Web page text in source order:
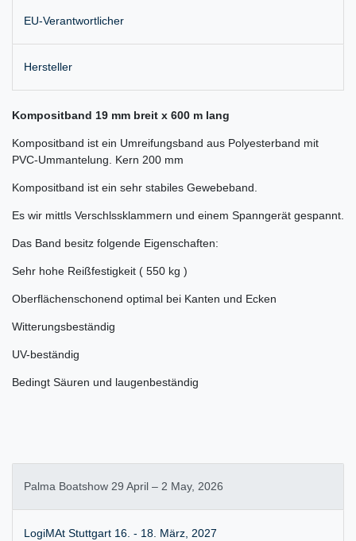
EU-Verantwortlicher
Hersteller
Kompositband 19 mm breit x 600 m lang
Kompositband ist ein Umreifungsband aus Polyesterband mit
PVC-Ummantelung. Kern 200 mm
Kompositband ist ein sehr stabiles Gewebeband.
Es wir mittls Verschlssklammern und einem Spanngerät gespannt.
Das Band besitz folgende Eigenschaften:
Sehr hohe Reißfestigkeit ( 550 kg )
Oberflächenschonend optimal bei Kanten und Ecken
Witterungsbeständig
UV-beständig
Bedingt Säuren und laugenbeständig
Palma Boatshow 29 April – 2 May, 2026
LogiMAt Stuttgart 16. - 18. März, 2027